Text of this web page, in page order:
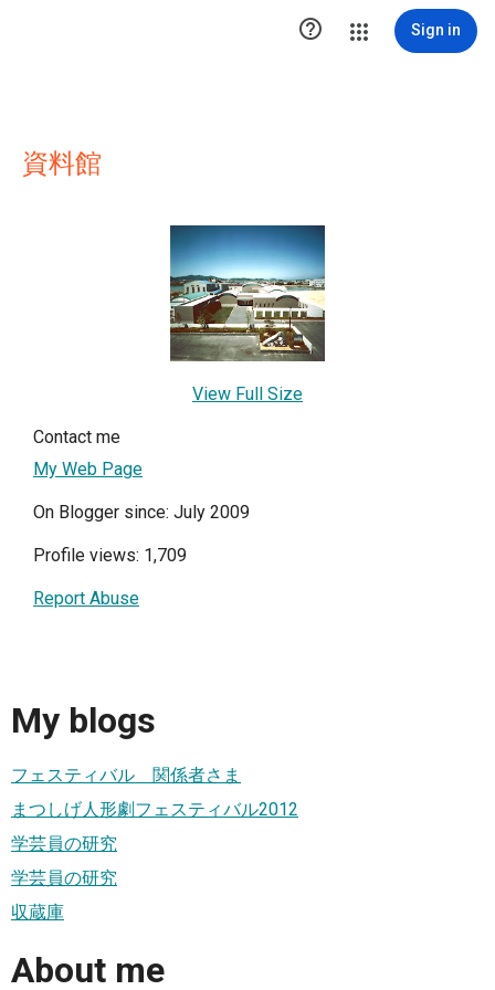
 Sign in
資料館
View Full Size
Contact me
My Web Page
On Blogger since: July 2009
Profile views: 1,709
Report Abuse
My blogs
フェスティバル 関係者さま
まつしげ人形劇フェスティバル2012
学芸員の研究
学芸員の研究
収蔵庫
About me